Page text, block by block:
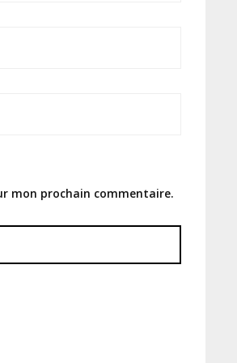
mon prochain commentaire.